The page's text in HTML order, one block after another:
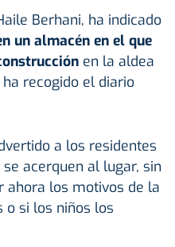
Berhani, ha indicado
un almacén en el que
en la aldea
recogido el diario
a los residentes
acerquen al lugar, sin
ahora los motivos de la
o si los niños los